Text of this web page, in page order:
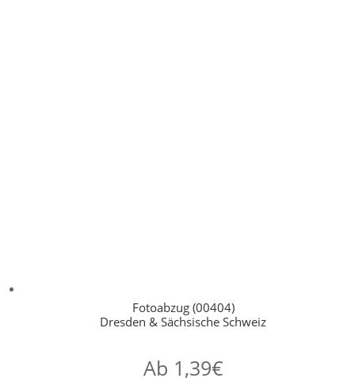
Fotoabzug (00404)
Dresden & Sächsische Schweiz
Ab 1,39€